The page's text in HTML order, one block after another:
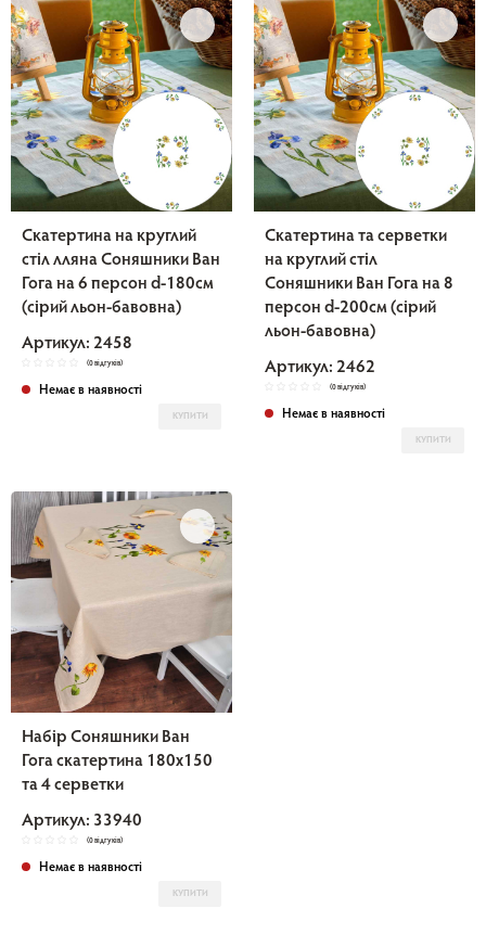
Скатертина на круглий
стіл лляна Соняшники Ван
Гога на 6 персон d-180см
(сірий льон-бавовна)
Артикул: 2458
(0 відгуків)
Немає в наявності
КУПИТИ
Скатертина та серветки
на круглий стіл
Соняшники Ван Гога на 8
персон d-200см (сірий
льон-бавовна)
Артикул: 2462
(0 відгуків)
Немає в наявності
КУПИТИ
Набір Соняшники Ван
Гога скатертина 180х150
та 4 серветки
Артикул: 33940
(0 відгуків)
Немає в наявності
КУПИТИ